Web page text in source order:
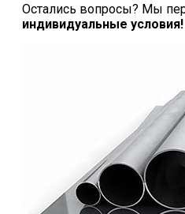
Остались вопросы? Мы
индивидуальные условия!